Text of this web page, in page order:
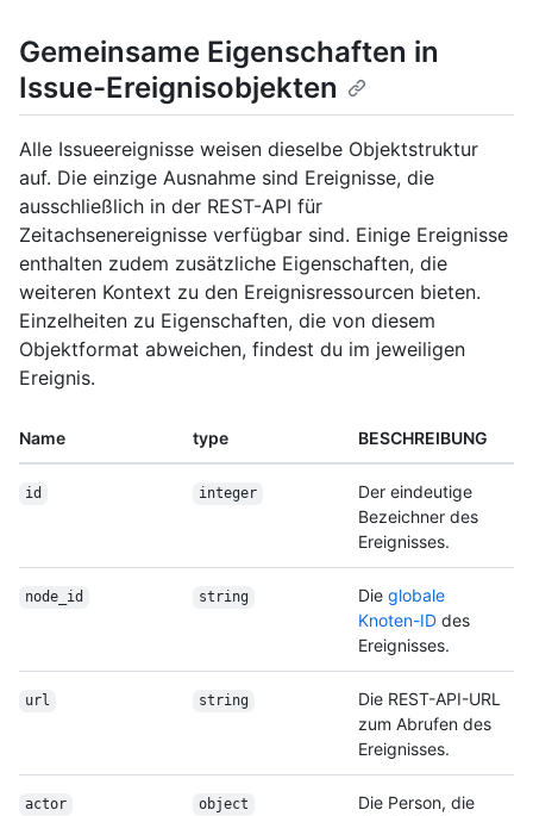
Gemeinsame Eigenschaften in
Issue-Ereignisobjekten
Alle Issueereignisse weisen dieselbe Objektstruktur
auf. Die einzige Ausnahme sind Ereignisse, die
ausschließlich in der REST-API für
Zeitachsenereignisse verfügbar sind. Einige Ereignisse
enthalten zudem zusätzliche Eigenschaften, die
weiteren Kontext zu den Ereignisressourcen bieten.
Einzelheiten zu Eigenschaften, die von diesem
Objektformat abweichen, findest du im jeweiligen
Ereignis.
Name type BESCHREIBUNG
id integer
Der eindeutige
Bezeichner des
Ereignisses.
node_id string Die globale
Knoten-ID des
Ereignisses.
url string
Die REST-API-URL
zum Abrufen des
Ereignisses.
actor object
Die Person, die